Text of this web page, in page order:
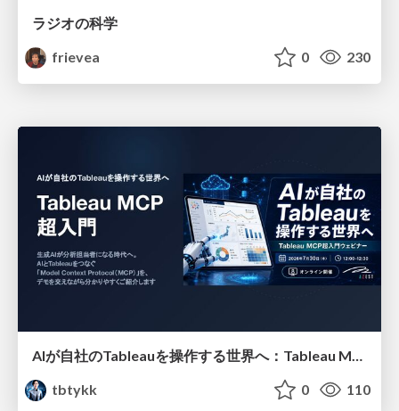
ラジオの科学
frievea
0 230
tbtykk
0 110